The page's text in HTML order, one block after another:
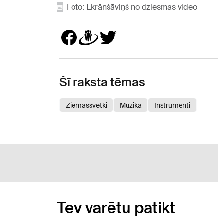
Foto: Ekrānšāviņš no dziesmas video
Šī raksta tēmas
Ziemassvētki Mūzika Instrumenti
Tev varētu patikt